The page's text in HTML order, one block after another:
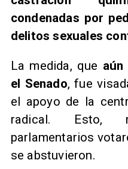
condenadas por
delitos sexuales
La medida, que aún
el Senado, fue
el apoyo de la
radical. Esto,
parlamentarios
se abstuvieron.